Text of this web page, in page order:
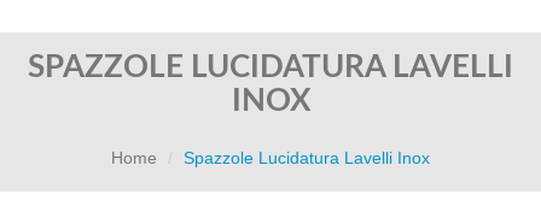
SPAZZOLE LUCIDATURA LAVELLI
INOX
Home Spazzole Lucidatura Lavelli Inox